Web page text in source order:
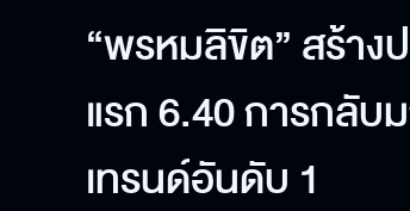
“พรหมลิขิต” สร้าง
แรก 6.40 การกลับ
เทรนด์อันดับ 1